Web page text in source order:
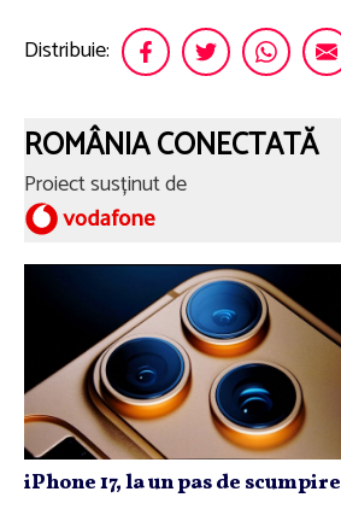
Distribuie:
ROMÂNIA CONECTATĂ
Proiect susținut de
iPhone 17, la un pas de scumpire